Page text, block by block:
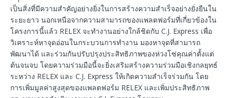
เป็นสิ่งที่มีความสำคัญอย่างยิ่งในการสร้างความสำเร็จอย่างยั่งยืนใน
ระยะยาว นอกเหนือจากความสามารถของแพลตฟอร์มที่เกี่ยวข้องใน
โครงการนี้แล้ว RELEX จะทำงานอย่างใกล้ชิดกับ C.J. Express เพื่อ
วิเคราะห์หาจุดอ่อนในกระบวนการทำงาน มองหาจุดที่สามารถ
พัฒนาได้ และร่วมกันปรับปรุงประสิทธิภาพของห่วงโซ่คุณค่าตั้งแต่
ต้นจนจบ โดยความร่วมมือนี้จะยิ่งเสริมสร้างความร่วมมือเชิงกลยุทธ์
ระหว่าง RELEX และ C.J. Express ให้เกิดความสำเร็จร่วมกัน โดย
การเพิ่มมูลค่าสูงสุดของแพลตฟอร์ม RELEX และเพิ่มประสิทธิภาพ